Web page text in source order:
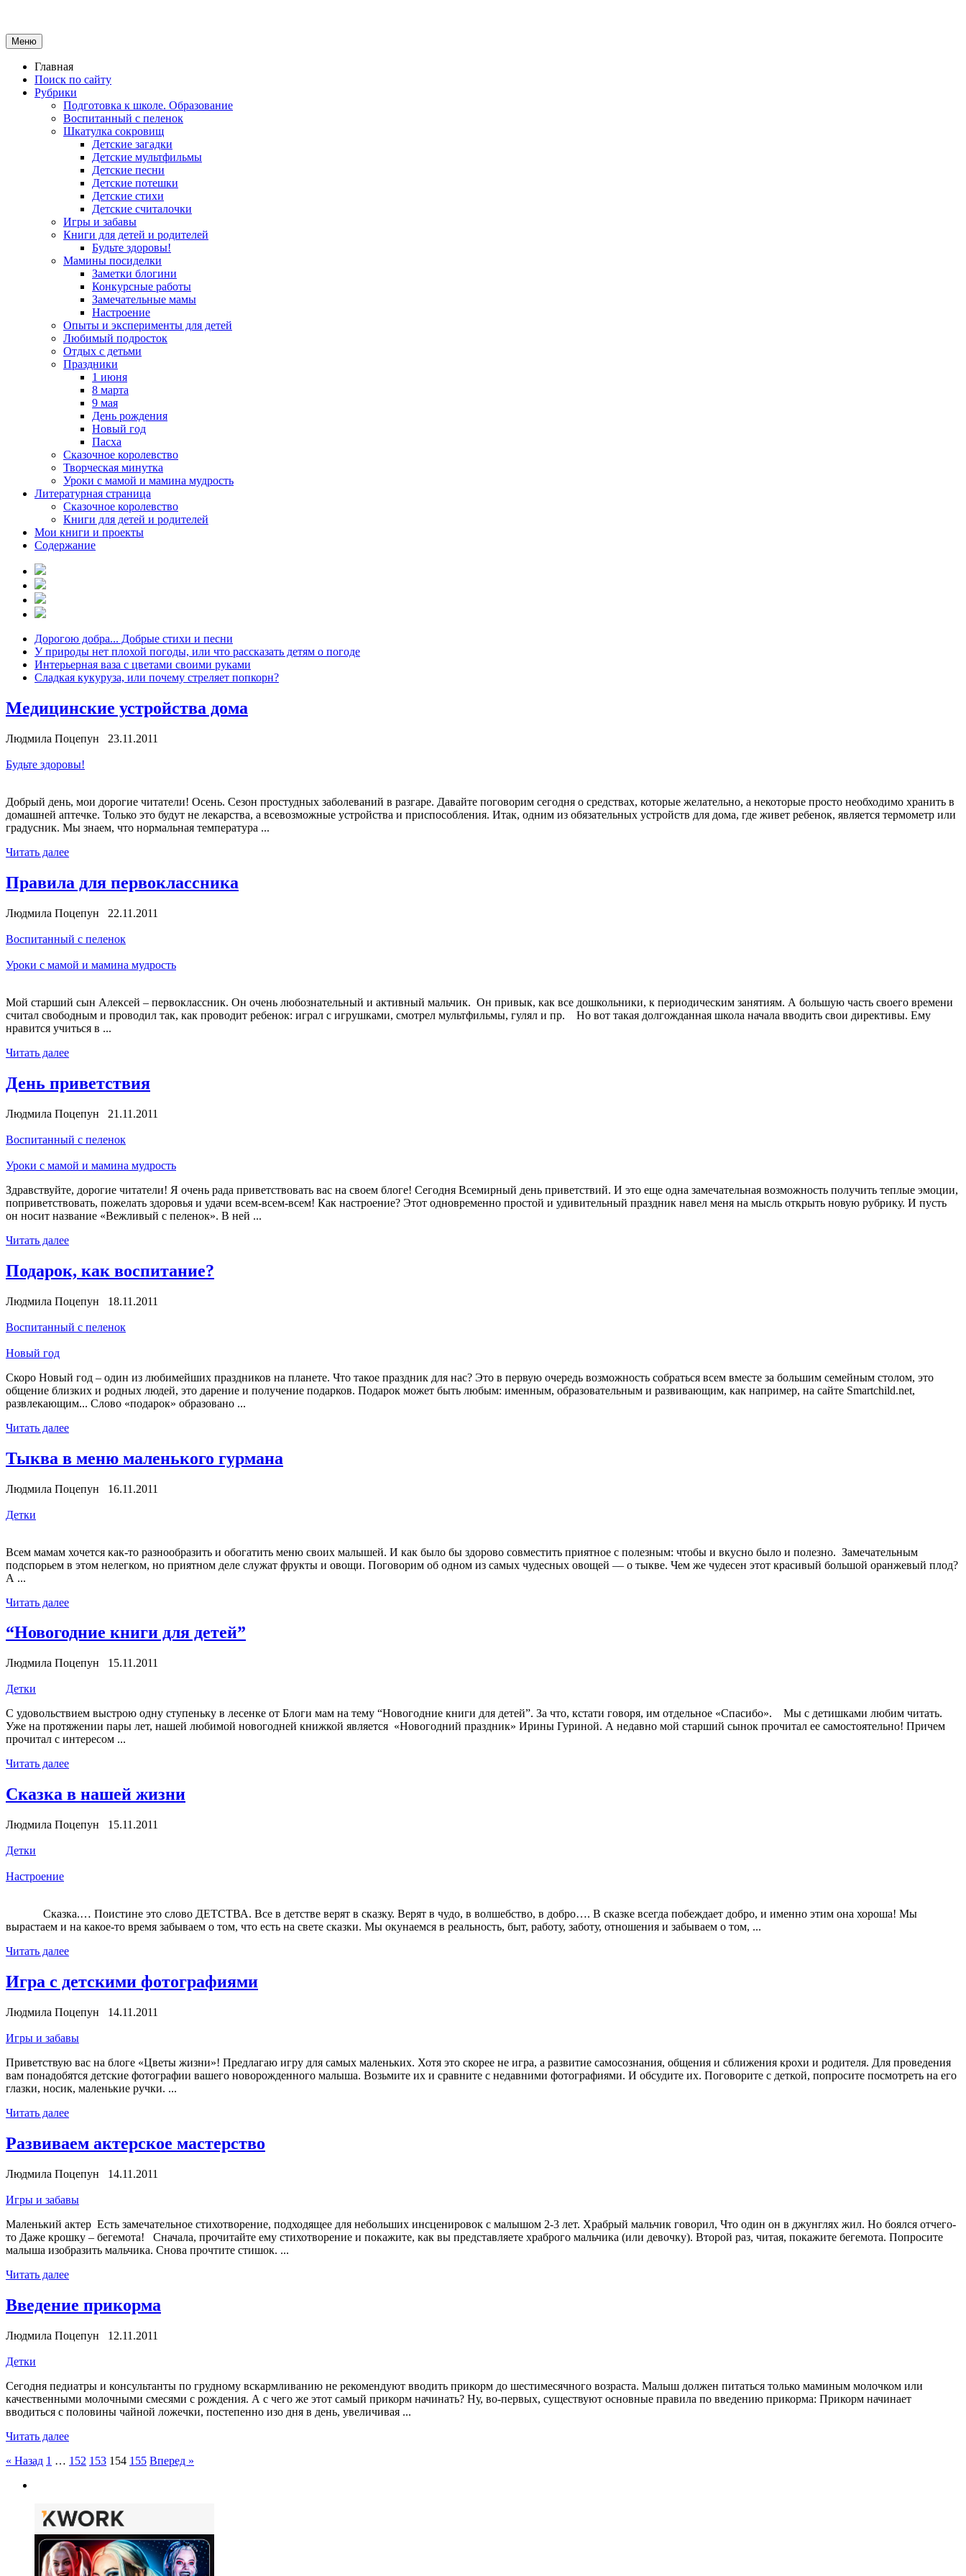
Меню
Главная
Поиск по сайту
Рубрики
Подготовка к школе. Образование
Воспитанный с пеленок
Шкатулка сокровищ
Детские загадки
Детские мультфильмы
Детские песни
Детские потешки
Детские стихи
Детские считалочки
Игры и забавы
Книги для детей и родителей
Будьте здоровы!
Мамины посиделки
Заметки блогини
Конкурсные работы
Замечательные мамы
Настроение
Опыты и эксперименты для детей
Любимый подросток
Отдых с детьми
Праздники
1 июня
8 марта
9 мая
День рождения
Новый год
Пасха
Сказочное королевство
Творческая минутка
Уроки с мамой и мамина мудрость
Литературная страница
Сказочное королевство
Книги для детей и родителей
Мои книги и проекты
Содержание
Дорогою добра... Добрые стихи и песни
У природы нет плохой погоды, или что рассказать детям о погоде
Интерьерная ваза с цветами своими руками
Сладкая кукуруза, или почему стреляет попкорн?
Медицинские устройства дома
Людмила Поцепун 23.11.2011
Будьте здоровы!
Добрый день, мои дорогие читатели! Осень. Сезон простудных заболеваний в разгаре. Давайте поговорим сегодня о средствах, которые желательно, а некоторые просто необходимо хранить в
домашней аптечке. Только это будут не лекарства, а всевозможные устройства и приспособления. Итак, одним из обязательных устройств для дома, где живет ребенок, является термометр или
градусник. Мы знаем, что нормальная температура ...
Читать далее
Правила для первоклассника
Людмила Поцепун 22.11.2011
Воспитанный с пеленок
Уроки с мамой и мамина мудрость
Мой старший сын Алексей – первоклассник. Он очень любознательный и активный мальчик. Он привык, как все дошкольники, к периодическим занятиям. А большую часть своего времени
считал свободным и проводил так, как проводит ребенок: играл с игрушками, смотрел мультфильмы, гулял и пр. Но вот такая долгожданная школа начала вводить свои директивы. Ему
нравится учиться в ...
Читать далее
День приветствия
Людмила Поцепун 21.11.2011
Воспитанный с пеленок
Уроки с мамой и мамина мудрость
Здравствуйте, дорогие читатели! Я очень рада приветствовать вас на своем блоге! Сегодня Всемирный день приветствий. И это еще одна замечательная возможность получить теплые эмоции,
поприветствовать, пожелать здоровья и удачи всем-всем-всем! Как настроение? Этот одновременно простой и удивительный праздник навел меня на мысль открыть новую рубрику. И пусть
он носит название «Вежливый с пеленок». В ней ...
Читать далее
Подарок, как воспитание?
Людмила Поцепун 18.11.2011
Воспитанный с пеленок
Новый год
Скоро Новый год – один из любимейших праздников на планете. Что такое праздник для нас? Это в первую очередь возможность собраться всем вместе за большим семейным столом, это
общение близких и родных людей, это дарение и получение подарков. Подарок может быть любым: именным, образовательным и развивающим, как например, на сайте Smartchild.net,
развлекающим... Слово «подарок» образовано ...
Читать далее
Тыква в меню маленького гурмана
Людмила Поцепун 16.11.2011
Детки
Всем мамам хочется как-то разнообразить и обогатить меню своих малышей. И как было бы здорово совместить приятное с полезным: чтобы и вкусно было и полезно. Замечательным
подспорьем в этом нелегком, но приятном деле служат фрукты и овощи. Поговорим об одном из самых чудесных овощей — о тыкве. Чем же чудесен этот красивый большой оранжевый плод?
А ...
Читать далее
“Новогодние книги для детей”
Людмила Поцепун 15.11.2011
Детки
С удовольствием выстрою одну ступеньку в лесенке от Блоги мам на тему “Новогодние книги для детей”. За что, кстати говоря, им отдельное «Спасибо». Мы с детишками любим читать.
Уже на протяжении пары лет, нашей любимой новогодней книжкой является «Новогодний праздник» Ирины Гуриной. А недавно мой старший сынок прочитал ее самостоятельно! Причем
прочитал с интересом ...
Читать далее
Сказка в нашей жизни
Людмила Поцепун 15.11.2011
Детки
Настроение
Сказка.… Поистине это слово ДЕТСТВА. Все в детстве верят в сказку. Верят в чудо, в волшебство, в добро…. В сказке всегда побеждает добро, и именно этим она хороша! Мы
вырастаем и на какое-то время забываем о том, что есть на свете сказки. Мы окунаемся в реальность, быт, работу, заботу, отношения и забываем о том, ...
Читать далее
Игра с детскими фотографиями
Людмила Поцепун 14.11.2011
Игры и забавы
Приветствую вас на блоге «Цветы жизни»! Предлагаю игру для самых маленьких. Хотя это скорее не игра, а развитие самосознания, общения и сближения крохи и родителя. Для проведения
вам понадобятся детские фотографии вашего новорожденного малыша. Возьмите их и сравните с недавними фотографиями. И обсудите их. Поговорите с деткой, попросите посмотреть на его
глазки, носик, маленькие ручки. ...
Читать далее
Развиваем актерское мастерство
Людмила Поцепун 14.11.2011
Игры и забавы
Маленький актер Есть замечательное стихотворение, подходящее для небольших инсценировок с малышом 2-3 лет. Храбрый мальчик говорил, Что один он в джунглях жил. Но боялся отчего-
то Даже крошку – бегемота! Сначала, прочитайте ему стихотворение и покажите, как вы представляете храброго мальчика (или девочку). Второй раз, читая, покажите бегемота. Попросите
малыша изобразить мальчика. Снова прочтите стишок. ...
Читать далее
Введение прикорма
Людмила Поцепун 12.11.2011
Детки
Сегодня педиатры и консультанты по грудному вскармливанию не рекомендуют вводить прикорм до шестимесячного возраста. Малыш должен питаться только маминым молочком или
качественными молочными смесями с рождения. А с чего же этот самый прикорм начинать? Ну, во-первых, существуют основные правила по введению прикорма: Прикорм начинает
вводиться с половины чайной ложечки, постепенно изо дня в день, увеличивая ...
Читать далее
Пагинация
записей
« Назад 1 … 152 153 154 155 Вперед »